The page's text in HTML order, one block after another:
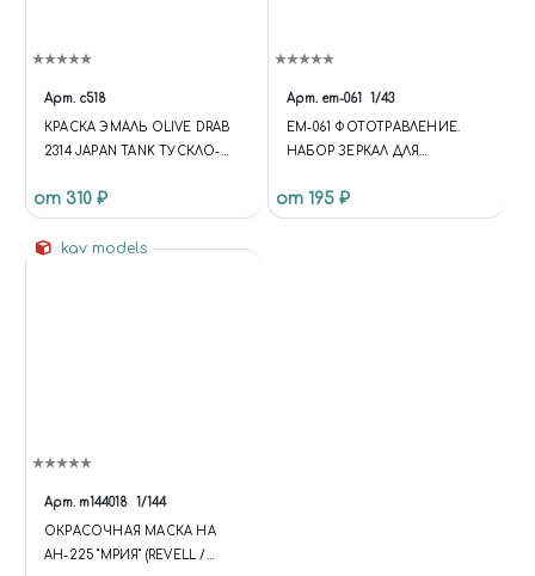
Арт. c518
КРАСКА ЭМАЛЬ OLIVE DRAB
2314 JAPAN TANK ТУСКЛО-
ЯПОНСКАЯ БТТ, 10МЛ
от 310 ₽
Арт. em-061 1/43
EM-061 ФОТОТРАВЛЕНИЕ.
НАБОР ЗЕРКАЛ ДЛЯ
от 195 ₽
kav models
Арт. m144018 1/144
ОКРАСОЧНАЯ МАСКА НА
АН-225 "МРИЯ" (REVELL /